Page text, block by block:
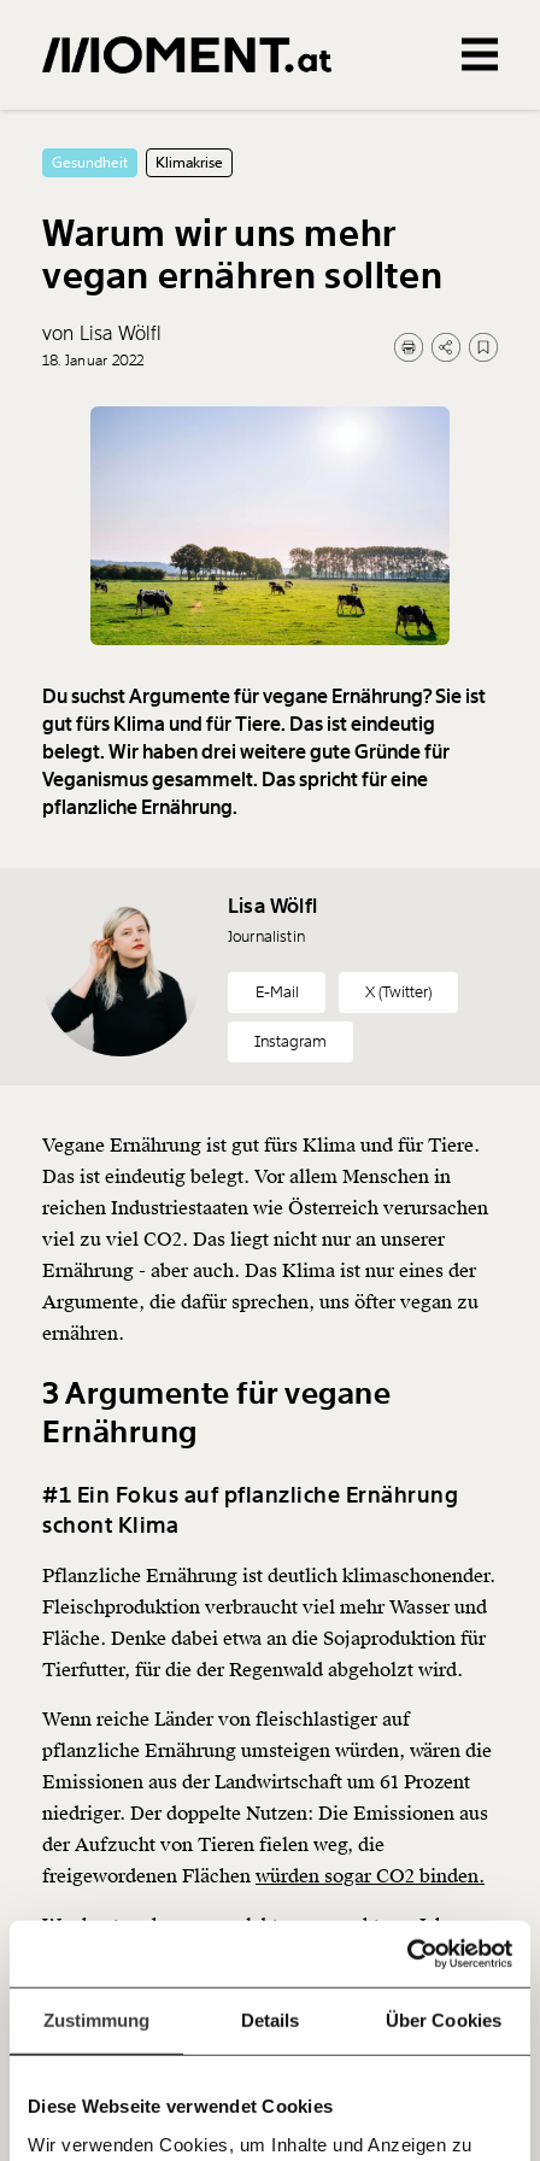
Zustimmung Details Über Cookies
Diese Webseite verwendet Cookies
Wir verwenden Cookies, um Inhalte und Anzeigen zu
Veränderung
beginnt mit Dir!
Werde Fördermitgliedund wir können gemeinsam
funktioniert. Unsere Recherchen sind für alle frei im
Netz. Unabhängig und werbefrei. Und das wird auch
so bleiben. Kämpf’ mit uns für den Fortschritt und
unterstütze uns mit Deinem Mitgliedsbeitrag.
Du überweist lieber direkt?
Hier unsere IBAN: AT34 4300 0498 0007 6017
Kontoinhaber: Momentum Institut - Verein für
sozialen Fortschritt
0Treffer
Jetzt
einfach
teilen.
Gesundheit Klimakrise
Warum wir uns mehr
vegan ernähren sollten
von Lisa Wölfl
18. Januar 2022
Du suchst Argumente für vegane Ernährung? Sie ist
gut fürs Klima und für Tiere. Das ist eindeutig
belegt. Wir haben drei weitere gute Gründe für
Veganismus gesammelt. Das spricht für eine
pflanzliche Ernährung.
Lisa Wölfl
Journalistin
E-Mail X (Twitter)
Instagram
Vegane Ernährung ist gut fürs Klima und für Tiere.
Das ist eindeutig belegt. Vor allem Menschen in
reichen Industriestaaten wie Österreich verursachen
viel zu viel CO2. Das liegt nicht nur an unserer
Ernährung - aber auch. Das Klima ist nur eines der
Argumente, die dafür sprechen, uns öfter vegan zu
ernähren.
3 Argumente für vegane
Ernährung
#1 Ein Fokus auf pflanzliche Ernährung
schont Klima
Pflanzliche Ernährung ist deutlich klimaschonender.
Fleischproduktion verbraucht viel mehr Wasser und
Fläche. Denke dabei etwa an die Sojaproduktion für
Tierfutter, für die der Regenwald abgeholzt wird.
Wenn reiche Länder von fleischlastiger auf
pflanzliche Ernährung umsteigen würden, wären die
Emissionen aus der Landwirtschaft um 61 Prozent
niedriger. Der doppelte Nutzen: Die Emissionen aus
der Aufzucht von Tieren fielen weg, die
freigewordenen Flächen würden sogar CO2 binden.
Wer heute schon vegan lebt,verursacht pro Jahr um
Das sind etwa acht Flüge
zwischen London und Berlin oder etwa ein Viertel
dessen, was Menschen in Österreich im Schnitt pro
Jahr verursachen.
#2 Vegan ist billiger